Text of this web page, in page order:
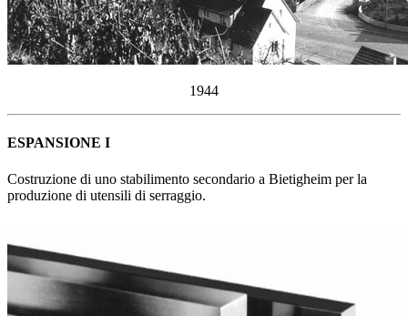
1944
ESPANSIONE I
Costruzione di uno stabilimento secondario a Bietigheim per la
produzione di utensili di serraggio.